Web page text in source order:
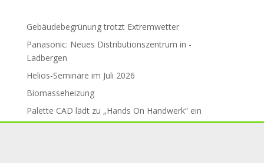
Gebäude­be­grü­nung trotzt Ex­trem­wet­ter
Panasonic: Neues Distributions­zent­rum in ­
Ladbergen
Helios-Seminare im Juli 2026
Biomasseheizung
Palette CAD lädt zu „Hands On Handwerk“ ein